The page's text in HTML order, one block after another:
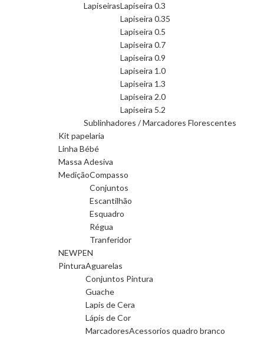
LapiseirasLapiseira 0.3
Lapiseira 0.35
Lapiseira 0.5
Lapiseira 0.7
Lapiseira 0.9
Lapiseira 1.0
Lapiseira 1.3
Lapiseira 2.0
Lapiseira 5.2
Sublinhadores / Marcadores Florescentes
Kit papelaria
Linha Bébé
Massa Adesiva
MediçãoCompasso
Conjuntos
Escantilhão
Esquadro
Régua
Tranferidor
NEWPEN
PinturaAguarelas
Conjuntos Pintura
Guache
Lapis de Cera
Lápis de Cor
MarcadoresAcessorios quadro branco